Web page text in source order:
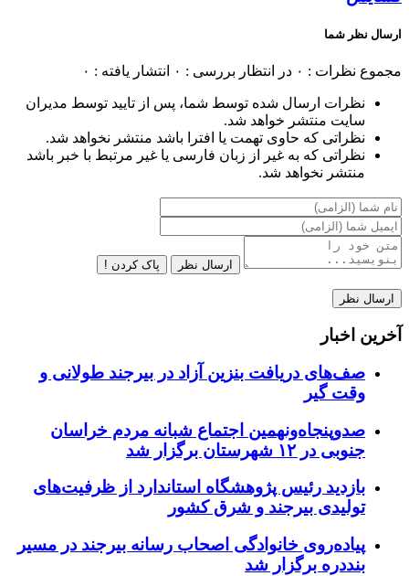
ارسال نظر شما
مجموع نظرات : ۰ در انتظار بررسی : ۰ انتشار یافته : ۰
نظرات ارسال شده توسط شما، پس از تایید توسط مدیران
سایت منتشر خواهد شد.
نظراتی که حاوی تهمت یا افترا باشد منتشر نخواهد شد.
نظراتی که به غیر از زبان فارسی یا غیر مرتبط با خبر باشد
منتشر نخواهد شد.
ارسال نظر پاک کردن !
آخرین اخبار
صف‌های دریافت بنزین آزاد در بیرجند طولانی و
وقت گیر
صدوپنجاه‌ونهمین اجتماع شبانه مردم خراسان
جنوبی در ۱۲ شهرستان برگزار شد
بازدید رئیس پژوهشگاه استاندارد از ظرفیت‌های
تولیدی بیرجند و شرق کشور
پیاده‌روی خانوادگی اصحاب رسانه بیرجند در مسیر
بنددره برگزار شد